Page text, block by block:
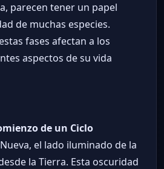
parecen tener un papel
de muchas especies.
fases afectan a los
aspectos de su vida
de un Ciclo
el lado iluminado de la
la Tierra. Esta oscuridad